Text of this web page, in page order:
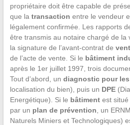
propriétaire doit être capable de
que la transaction entre le vendeur
légalement confirmée. Les rapports
être transmis au notaire chargé de la
la signature de l’avant-contrat de
de l’acte de vente. Si le bâtiment
après le 1er juillet 1997, trois
Tout d’abord, un diagnostic pour
localisation du bien), puis un DPE
Energétique). Si le bâtimentest situé
par un plan de prévention , un
Naturels Miniers et Technologiques)